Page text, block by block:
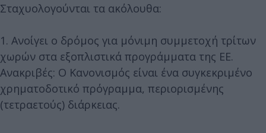
Σταχυολογούνται τα ακόλουθα:
1. Ανοίγει ο δρόμος για μόνιμη συμμετοχή τρίτων
χωρών στα εξοπλιστικά προγράμματα της ΕΕ.
Ανακριβές: Ο Κανονισμός είναι ένα συγκεκριμένο
χρηματοδοτικό πρόγραμμα, περιορισμένης
(τετραετούς) διάρκειας.